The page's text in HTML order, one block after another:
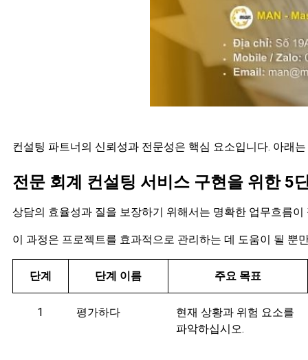
컨설팅 파트너의 신뢰성과 전문성은 핵심 요소입니다. 아래
전문 회계 컨설팅 서비스 구현을 위한 5
상담의 효율성과 질을 보장하기 위해서는 명확한 업무흐름이
이 과정은 프로젝트를 효과적으로 관리하는 데 도움이 될 뿐
단계 단계 이름 주요 목표
1 평가하다
현재 상황과 위험 요소를
파악하십시오.